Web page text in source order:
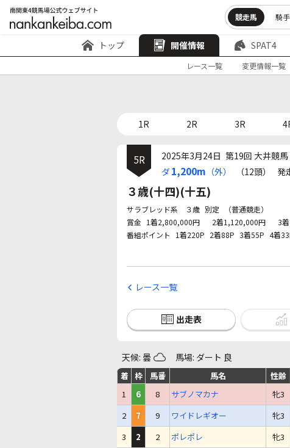
競走馬 騎手
トップ 開催情報 SPAT4
レース一覧 変更情報一覧
1R 2R 3R
5R 2025年3月24日 第19回 大井競馬
ダ1,200m （外） （12頭） 発
３歳(十四)(十五)
サラブレッド系 ３歳 別定
（普通競走）
賞金 1着2,800,000円 2着1,120,000円 3
番組ポイント
1着220P 2着88P 3着55P 4着
レース一覧
出走表
天候: 曇 馬場: ダート 良
着 枠 馬番 馬名 性齢
1
6 8 サブノマカナ 牝3
2
7 9 ワイドレギオー 牝3
3
2 2 ポレポレ 牝3